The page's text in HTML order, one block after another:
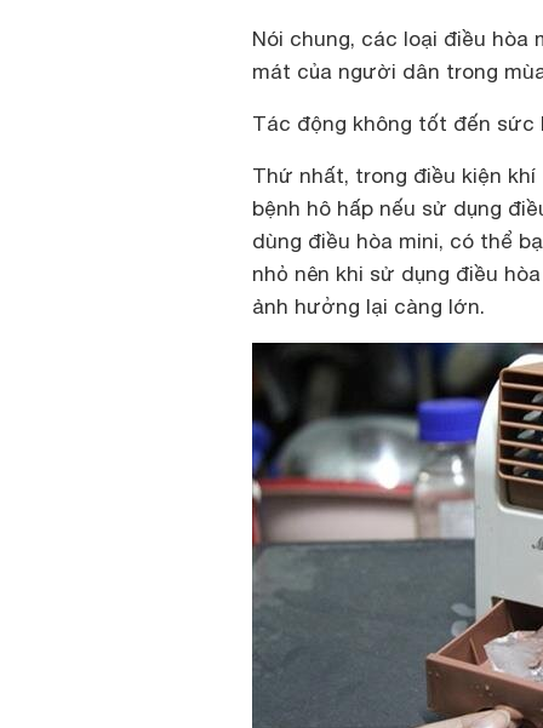
Nói chung, các loại điều hòa
mát của người dân trong
Tác động không tốt đến sức
Thứ nhất, trong điều kiện
bệnh hô hấp nếu sử dụng
dùng điều hòa mini, có thể
nhỏ nên khi sử dụng điều
ảnh hưởng lại càng lớn.